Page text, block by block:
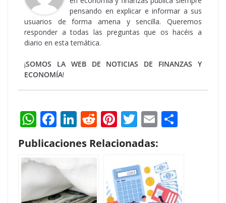
pensando en explicar e informar a sus
usuarios de forma amena y sencilla. Queremos
responder a todas las preguntas que os hacéis a
diario en esta temática.
¡SOMOS LA WEB DE NOTICIAS DE FINANZAS Y
ECONOMÍA!
W
h
at
s
A
F
ac
e
b
o
Li
k
dI
R
e
d
Pi
nt
er
e
st
T
w
itt
er
E
ai
l
Publicaciones Relacionadas: